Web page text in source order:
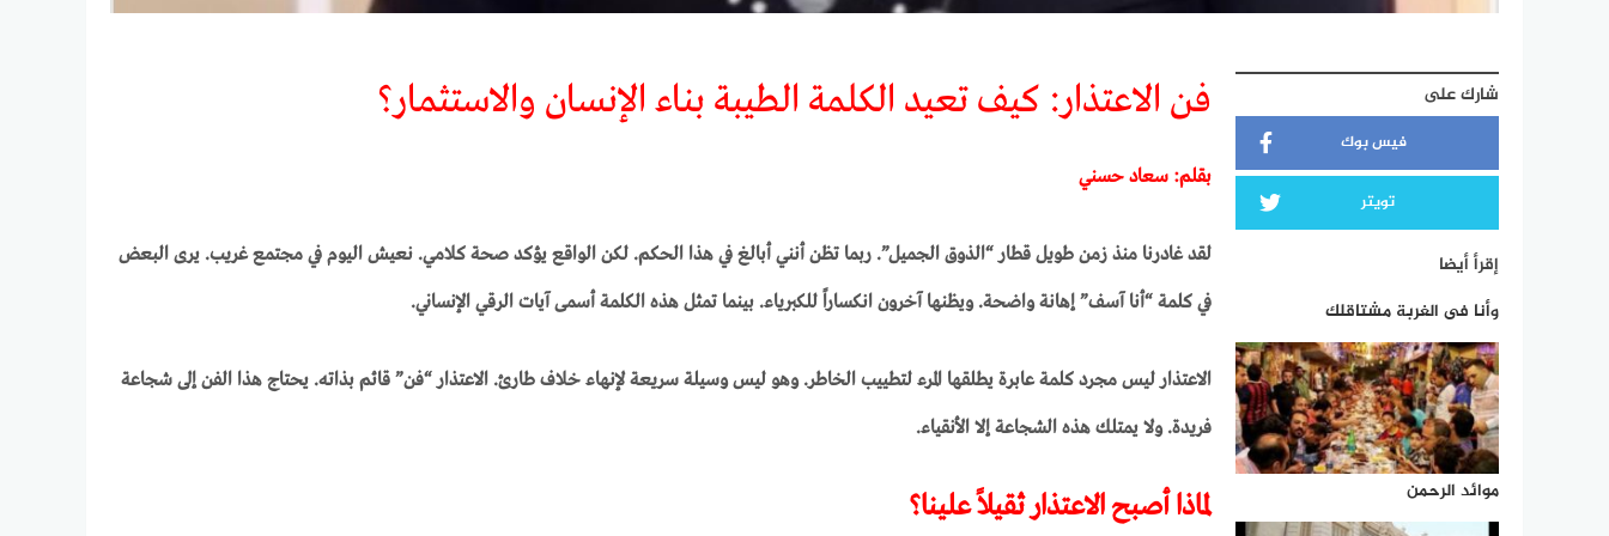
شارك على
فيس بوك
تويتر
إقرأ أيضا
وأنا فى الغربة مشتاقلك
موائد الرحمن
فن الاعتذار: كيف تعيد الكلمة الطيبة بناء الإنسان والاستثمار؟
بقلم: سعاد حسني
لقد غادرنا منذ زمن طويل قطار “الذوق الجميل”. ربما تظن أنني أبالغ في هذا الحكم. لكن الواقع يؤكد صحة كلامي. نعيش اليوم في مجتمع غريب. يرى البعض
في كلمة “أنا آسف” إهانة واضحة. ويظنها آخرون انكساراً للكبرياء. بينما تمثل هذه الكلمة أسمى آيات الرقي الإنساني.
الاعتذار ليس مجرد كلمة عابرة يطلقها المرء لتطييب الخاطر. وهو ليس وسيلة سريعة لإنهاء خلاف طارئ. الاعتذار “فن” قائم بذاته. يحتاج هذا الفن إلى شجاعة
فريدة. ولا يمتلك هذه الشجاعة إلا الأنقياء.
لماذا أصبح الاعتذار ثقيلاً علينا؟